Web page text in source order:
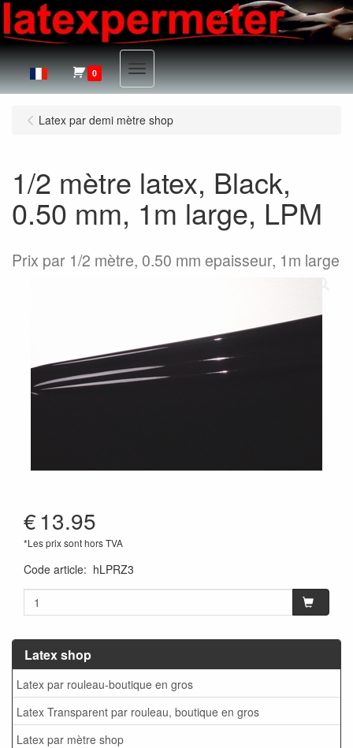
0 Menu
Latex shop
Latex par rouleau-boutique en gros
Latex Transparent par rouleau, boutique en gros
Latex par mètre shop
Latex par demi mètre shop
1/2 mètre latex, Black,
0.50 mm, 1m large, LPM
Prix par 1/2 mètre, 0.50 mm epaisseur, 1m large
€13.95
*Les prix sont hors TVA
Code article: hLPRZ3